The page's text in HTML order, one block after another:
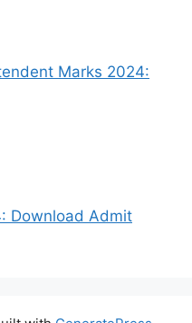
Marks 2024:
Download Admit